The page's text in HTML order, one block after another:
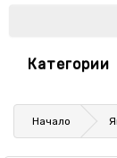
Категории
Начало